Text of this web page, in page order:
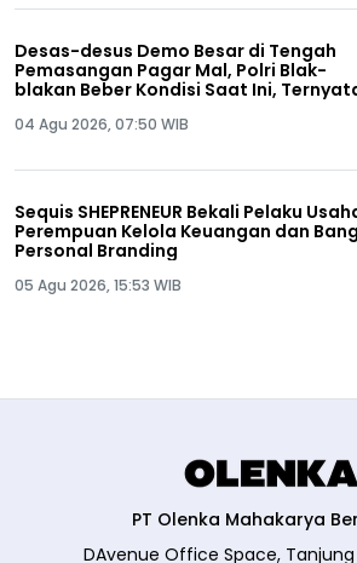
Desas-desus Demo Besar di Tengah
Pemasangan Pagar Mal, Polri Blak-
blakan Beber Kondisi Saat Ini,
04 Agu 2026, 07:50 WIB
Sequis SHEPRENEUR Bekali Pelaku
Perempuan Kelola Keuangan dan
Personal Branding
05 Agu 2026, 15:53 WIB
PT Olenka Mahakarya
DAvenue Office Space,